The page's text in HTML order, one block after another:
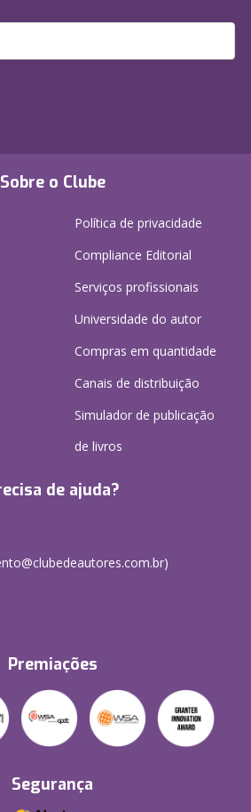
Sobre o Clube
Política de privacidade
Compliance Editorial
Serviços profissionais
Universidade do autor
Compras em quantidade
Canais de distribuição
Simulador de publicação
de livros
de ajuda?
Premiações
Segurança